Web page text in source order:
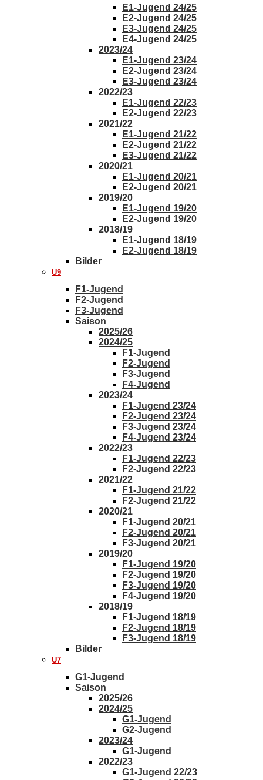
E1-Jugend 24/25
E2-Jugend 24/25
E3-Jugend 24/25
E4-Jugend 24/25
2023/24
E1-Jugend 23/24
E2-Jugend 23/24
E3-Jugend 23/24
2022/23
E1-Jugend 22/23
E2-Jugend 22/23
2021/22
E1-Jugend 21/22
E2-Jugend 21/22
E3-Jugend 21/22
2020/21
E1-Jugend 20/21
E2-Jugend 20/21
2019/20
E1-Jugend 19/20
E2-Jugend 19/20
2018/19
E1-Jugend 18/19
E2-Jugend 18/19
Bilder
U9
F1-Jugend
F2-Jugend
F3-Jugend
Saison
2025/26
2024/25
F1-Jugend
F2-Jugend
F3-Jugend
F4-Jugend
2023/24
F1-Jugend 23/24
F2-Jugend 23/24
F3-Jugend 23/24
F4-Jugend 23/24
2022/23
F1-Jugend 22/23
F2-Jugend 22/23
2021/22
F1-Jugend 21/22
F2-Jugend 21/22
2020/21
F1-Jugend 20/21
F2-Jugend 20/21
F3-Jugend 20/21
2019/20
F1-Jugend 19/20
F2-Jugend 19/20
F3-Jugend 19/20
F4-Jugend 19/20
2018/19
F1-Jugend 18/19
F2-Jugend 18/19
F3-Jugend 18/19
Bilder
U7
G1-Jugend
Saison
2025/26
2024/25
G1-Jugend
G2-Jugend
2023/24
G1-Jugend
2022/23
G1-Jugend 22/23